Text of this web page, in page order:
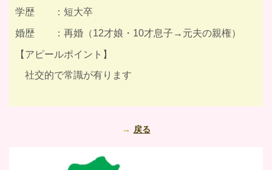
学歴 ：短大卒
婚歴 ：再婚（12才娘・10才息子→元夫の親権）
【アピールポイント】
社交的で常識が有ります
戻る